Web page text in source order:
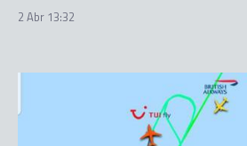
2 Abr 13:32